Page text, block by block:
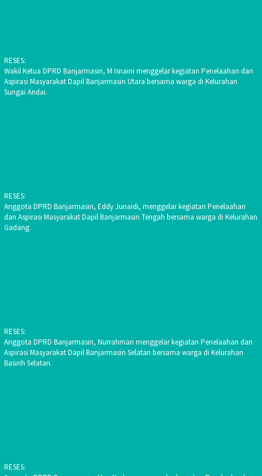
RESES:
Wakil Ketua DPRD Banjarmasin, M Isnaini menggelar kegiatan Penelaahan dan
Aspirasi Masyarakat Dapil Banjarmasin Utara bersama warga di Kelurahan
Sungai Andai.
RESES:
Anggota DPRD Banjarmasin, Eddy Junaidi, menggelar kegiatan Penelaahan
dan Aspirasi Masyarakat Dapil Banjarmasin Tengah bersama warga di Kelurahan
Gadang.
RESES:
Anggota DPRD Banjarmasin, Nurrahman menggelar kegiatan Penelaahan dan
Aspirasi Masyarakat Dapil Banjarmasin Selatan bersama warga di Kelurahan
Basirih Selatan.
RESES: